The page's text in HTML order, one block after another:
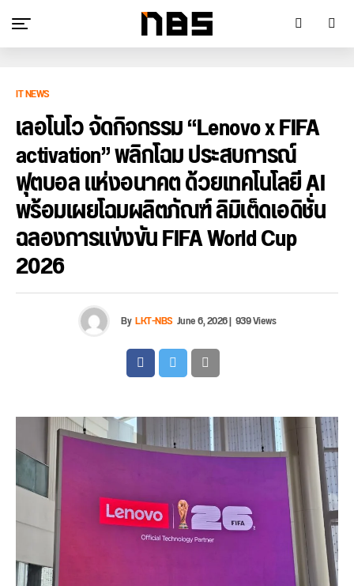
IT NEWS
เลอโนโว จัดกิจกรรม “Lenovo x FIFA
activation” พลิกโฉม ประสบการณ์
ฟุตบอล แห่งอนาคต ด้วยเทคโนโลยี AI
พร้อมเผยโฉมผลิตภัณฑ์ ลิมิเต็ดเอดิชั่น
ฉลองการแข่งขัน FIFA World Cup
2026
ByLKT-NBS June 6, 2026| 939 Views